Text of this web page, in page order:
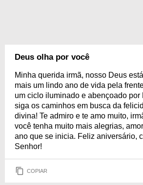
Deus olha por você
Minha querida irmã, nosso Deus
mais um lindo ano de vida pela
um ciclo iluminado e abençoado por
siga os caminhos em busca da
divina! Te admiro e te amo muito,
você tenha muito mais alegrias,
ano que se inicia. Feliz aniversário,
Senhor!
COPIAR